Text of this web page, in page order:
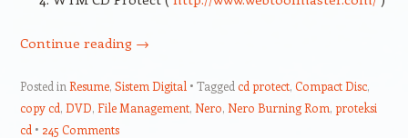
Continue reading →
Posted in Resume, Sistem Digital Tagged cd protect, Compact Disc,
copy cd, DVD, File Management, Nero, Nero Burning Rom, proteksi
cd
245 Comments